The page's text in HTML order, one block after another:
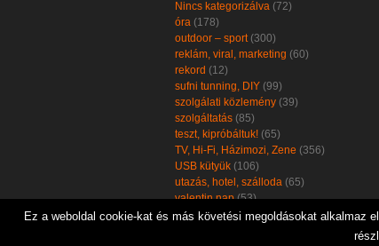
Nincs kategorizálva (72)
óra (178)
outdoor – sport(300)
reklám, viral, marketing (60)
rekord (12)
sufni tunning, DIY (99)
szolgálati közlemény (39)
szolgáltatás (85)
teszt, kipróbáltuk! (65)
TV, Hi-Fi, Házimozi, Zene (356)
USB kütyük (106)
utazás, hotel, szálloda (65)
valentin nap(53)
zöld, öko, környezetbarát(102)
Ez a weboldal cookie-kat és más követési megoldásokat alkalmaz